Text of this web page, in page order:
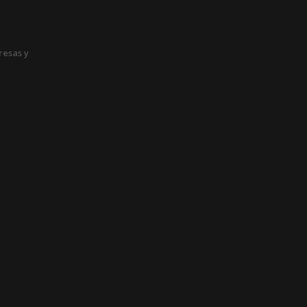
y